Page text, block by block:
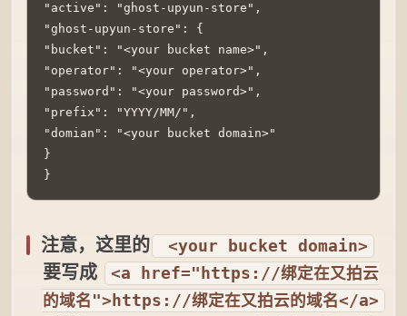
"active": "ghost-upyun-store",
"ghost-upyun-store": {
"bucket": "<your bucket name>",
"operator": "<your operator>",
"password": "<your password>",
"prefix": "YYYY/MM/",
"domian": "<your bucket domain>"
}
}
注意，这里的 <your bucket domain>
要写成
<a href="https://绑定在又拍云
的域名">https://绑定在又拍云的域名</a>